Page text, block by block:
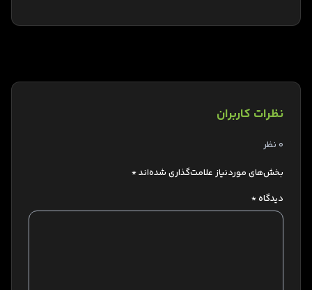
نظرات کاربران
0 نظر
بخش‌های موردنیاز علامت‌گذاری شده‌اند*
دیدگاه*